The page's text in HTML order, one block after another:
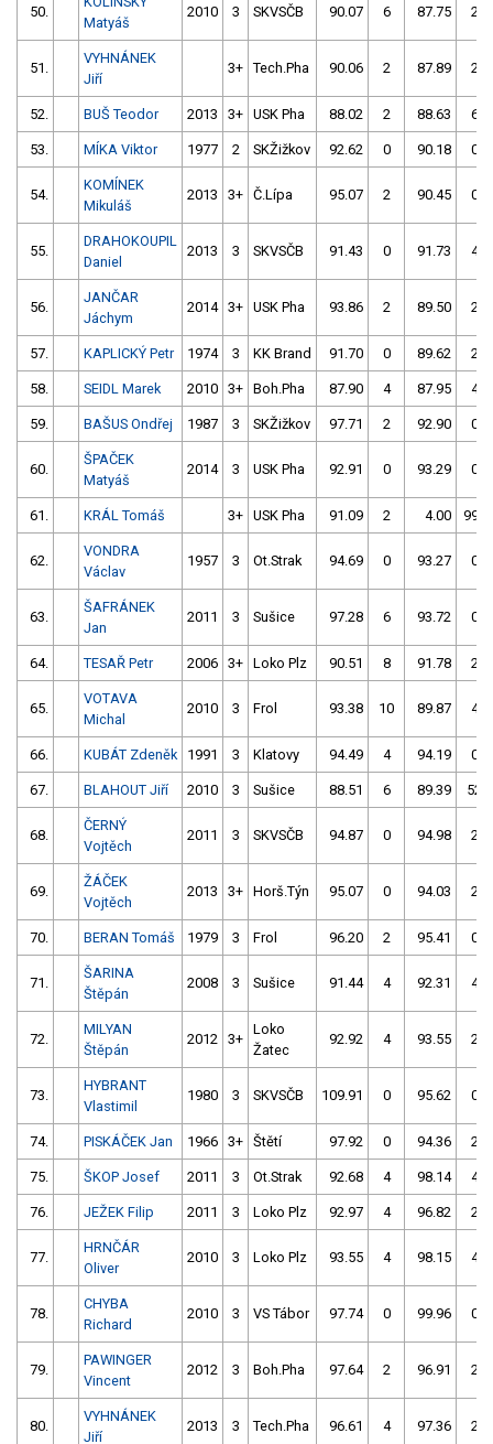
50.
Matyáš
2010 3 SKVSČB 90.07 6 87.75 2
51.
VYHNÁNEK
Jiří
3+ Tech.Pha 90.06 2 87.89 2
52. BUŠ Teodor 2013 3+ USK Pha 88.02 2 88.63 6
53. MÍKA Viktor 1977 2 SKŽižkov 92.62 0 90.18 0
54.
KOMÍNEK
Mikuláš
2013 3+ Č.Lípa 95.07 2 90.45 0
55.
DRAHOKOUPIL
Daniel
2013 3 SKVSČB 91.43 0 91.73 4
56.
JANČAR
Jáchym
2014 3+ USK Pha 93.86 2 89.50 2
57. KAPLICKÝ Petr 1974 3 KK Brand 91.70 0 89.62 2
58. SEIDL Marek 2010 3+ Boh.Pha 87.90 4 87.95 4
59. BAŠUS Ondřej 1987 3 SKŽižkov 97.71 2 92.90 0
60.
ŠPAČEK
Matyáš
2014 3 USK Pha 92.91 0 93.29 0
61. KRÁL Tomáš 3+ USK Pha 91.09 2 4.00 999
62.
VONDRA
Václav
1957 3 Ot.Strak 94.69 0 93.27 0
63.
ŠAFRÁNEK
Jan
2011 3 Sušice 97.28 6 93.72 0
64. TESAŘ Petr 2006 3+ Loko Plz 90.51 8 91.78 2
65.
VOTAVA
Michal
2010 3 Frol 93.38 10 89.87 4
66. KUBÁT Zdeněk 1991 3 Klatovy 94.49 4 94.19 0
67. BLAHOUT Jiří 2010 3 Sušice 88.51 6 89.39 52
68.
ČERNÝ
Vojtěch
2011 3 SKVSČB 94.87 0 94.98 2
69.
ŽÁČEK
Vojtěch
2013 3+ Horš.Týn 95.07 0 94.03 2
70. BERAN Tomáš 1979 3 Frol 96.20 2 95.41 0
71.
ŠARINA
Štěpán
2008 3 Sušice 91.44 4 92.31 4
72.
MILYAN
Štěpán
2012 3+
Loko
Žatec
92.92 4 93.55 2
73.
HYBRANT
Vlastimil
1980 3 SKVSČB 109.91 0 95.62 0
74. PISKÁČEK Jan 1966 3+ Štětí 97.92 0 94.36 2
75. ŠKOP Josef 2011 3 Ot.Strak 92.68 4 98.14 4
76. JEŽEK Filip 2011 3 Loko Plz 92.97 4 96.82 2
77.
HRNČÁR
Oliver
2010 3 Loko Plz 93.55 4 98.15 4
78.
CHYBA
Richard
2010 3 VS Tábor 97.74 0 99.96 0
79.
PAWINGER
Vincent
2012 3 Boh.Pha 97.64 2 96.91 2
80.
VYHNÁNEK
Jiří
2013 3 Tech.Pha 96.61 4 97.36 2